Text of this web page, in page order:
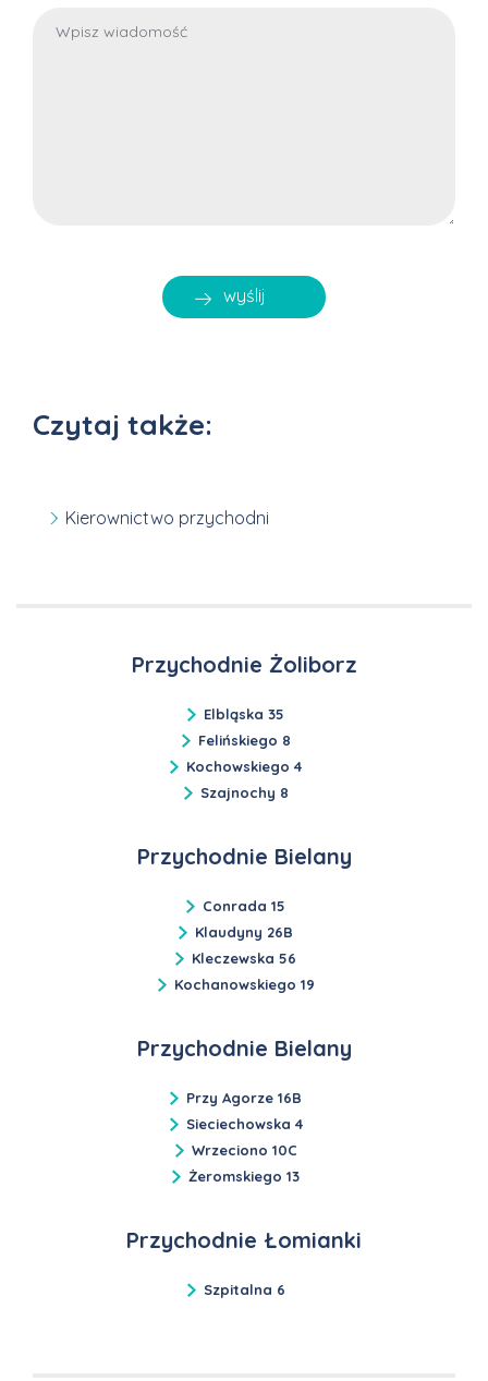
Czytaj także:
Kierownictwo przychodni
Przychodnie Żoliborz
Elbląska 35
Felińskiego 8
Kochowskiego 4
Szajnochy 8
Przychodnie Bielany
Conrada 15
Klaudyny 26B
Kleczewska 56
Kochanowskiego 19
Przychodnie Bielany
Przy Agorze 16B
Sieciechowska 4
Wrzeciono 10C
Żeromskiego 13
Przychodnie Łomianki
Szpitalna 6